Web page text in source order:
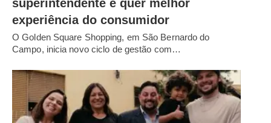
superintendente e quer melhor
experiência do consumidor
O Golden Square Shopping, em São Bernardo do
Campo, inicia novo ciclo de gestão com…